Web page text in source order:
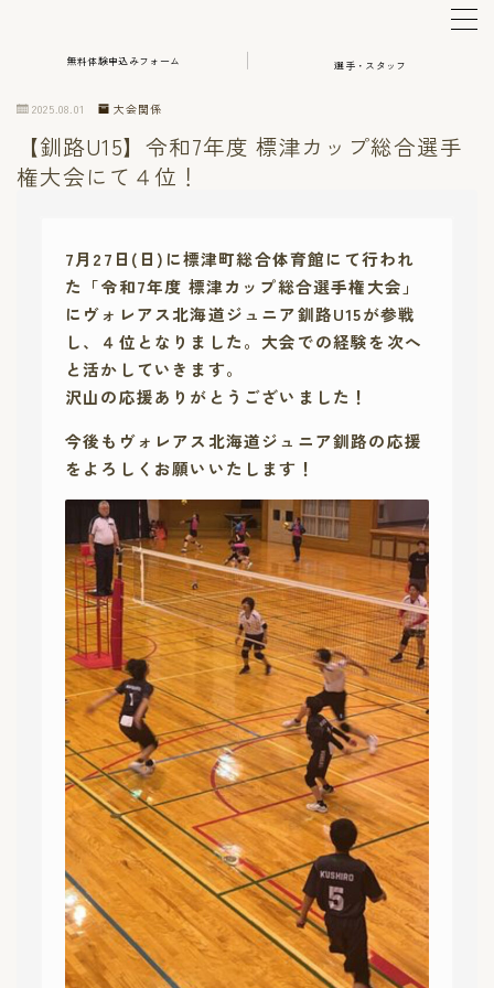
体験・アカデミー申込み
HOME
無料体験申込みフォーム 選手・スタッフ
2025.08.01 大会関係
【釧路U15】令和7年度 標津カップ総合選手
権大会にて４位！
7月27日(日)に標津町総合体育館にて行われ
た「令和7年度 標津カップ総合選手権大会」
にヴォレアス北海道ジュニア釧路U15が参戦
し、４位となりました。 大会での経験を次へ
と活かしていきます。
沢山の応援ありがとうございました！
今後もヴォレアス北海道ジュニア釧路の応援
をよろしくお願いいたします！